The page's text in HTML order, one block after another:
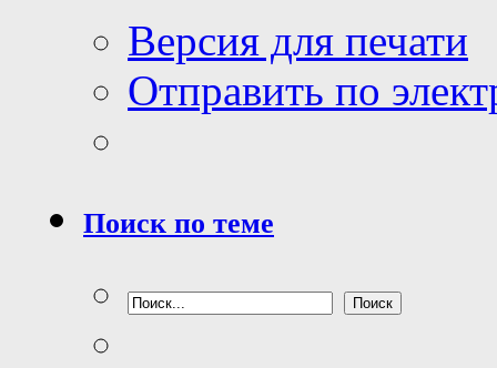
Версия для печати
Отправить по
Поиск по теме